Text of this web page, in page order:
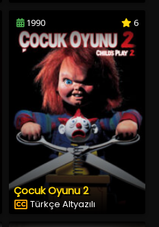
1990 6
Çocuk Oyunu 2
Türkçe Altyazılı